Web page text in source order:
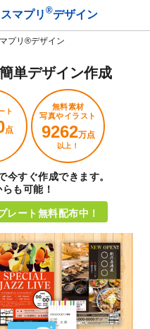
スマプリ ®デザイン
プリ®デザイン
簡単デザイン作成
ト
点
無料素材
写真やイラスト
9262万点
以上！
今すぐ作成できます。
も可能！
レート無料配布中！